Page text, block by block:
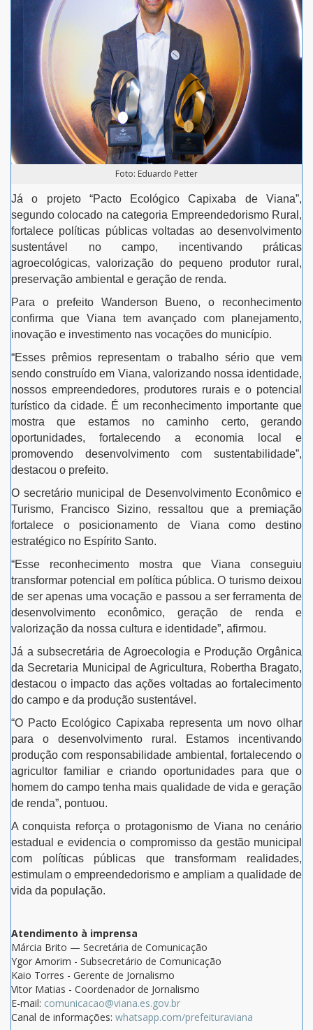
Foto: Eduardo Petter
Já o projeto “Pacto Ecológico Capixaba de Viana”,
segundo colocado na categoria Empreendedorismo Rural,
fortalece políticas públicas voltadas ao desenvolvimento
sustentável no campo, incentivando práticas
agroecológicas, valorização do pequeno produtor rural,
preservação ambiental e geração de renda.
Para o prefeito Wanderson Bueno, o reconhecimento
confirma que Viana tem avançado com planejamento,
inovação e investimento nas vocações do município.
“Esses prêmios representam o trabalho sério que vem
sendo construído em Viana, valorizando nossa identidade,
nossos empreendedores, produtores rurais e o potencial
turístico da cidade. É um reconhecimento importante que
mostra que estamos no caminho certo, gerando
oportunidades, fortalecendo a economia local e
promovendo desenvolvimento com sustentabilidade”,
destacou o prefeito.
O secretário municipal de Desenvolvimento Econômico e
Turismo, Francisco Sizino, ressaltou que a premiação
fortalece o posicionamento de Viana como destino
estratégico no Espírito Santo.
“Esse reconhecimento mostra que Viana conseguiu
transformar potencial em política pública. O turismo deixou
de ser apenas uma vocação e passou a ser ferramenta de
desenvolvimento econômico, geração de renda e
valorização da nossa cultura e identidade”, afirmou.
Já a subsecretária de Agroecologia e Produção Orgânica
da Secretaria Municipal de Agricultura, Robertha Bragato,
destacou o impacto das ações voltadas ao fortalecimento
do campo e da produção sustentável.
“O Pacto Ecológico Capixaba representa um novo olhar
para o desenvolvimento rural. Estamos incentivando
produção com responsabilidade ambiental, fortalecendo o
agricultor familiar e criando oportunidades para que o
homem do campo tenha mais qualidade de vida e geração
de renda”, pontuou.
A conquista reforça o protagonismo de Viana no cenário
estadual e evidencia o compromisso da gestão municipal
com políticas públicas que transformam realidades,
estimulam o empreendedorismo e ampliam a qualidade de
vida da população.
Atendimento à imprensa
Márcia Brito — Secretária de Comunicação
Ygor Amorim - Subsecretário de Comunicação
Kaio Torres - Gerente de Jornalismo
Vitor Matias - Coordenador de Jornalismo
E-mail: comunicacao@viana.es.gov.br
Canal de informações: whatsapp.com/prefeituraviana